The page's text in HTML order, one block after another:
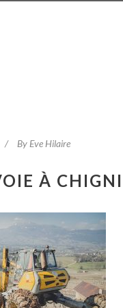
By Eve Hilaire
À